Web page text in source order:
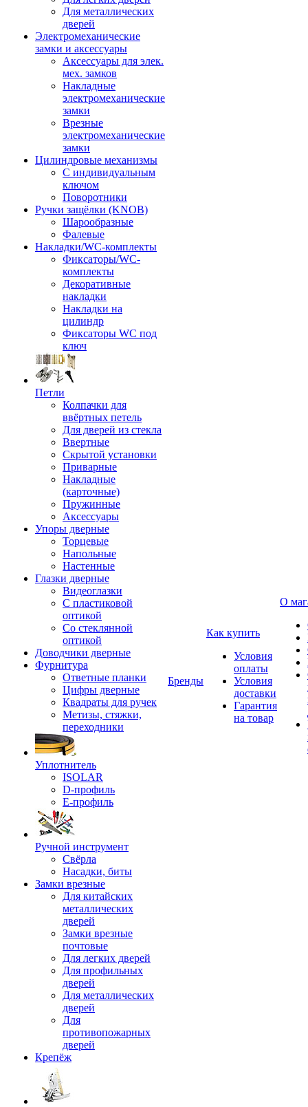
Для металлических
дверей
Электромеханические
замки и аксессуары
Аксессуары для элек.
мех. замков
Накладные
электромеханические
замки
Врезные
электромеханические
замки
Цилиндровые механизмы
С индивидуальным
ключом
Поворотники
Ручки защёлки (KNOB)
Шарообразные
Фалевые
Накладки/WC-комплекты
Фиксаторы/WC-
комплекты
Декоративные
накладки
Накладки на
цилиндр
Фиксаторы WC под
ключ
Петли
Колпачки для
ввёртных петель
Для дверей из стекла
Ввертные
Скрытой установки
Приварные
Накладные
(карточные)
Пружинные
Аксессуары
Упоры дверные
Торцевые
Напольные
Настенные
Глазки дверные
Видеоглазки
С пластиковой
оптикой
Со стеклянной
оптикой
Доводчики дверные
Фурнитура
Ответные планки
Цифры дверные
Квадраты для ручек
Метизы, стяжки,
переходники
Уплотнитель
ISOLAR
D-профиль
Е-профиль
Ручной инструмент
Свёрла
Насадки, биты
Замки врезные
Для китайских
металлических
дверей
Замки врезные
почтовые
Для легких дверей
Для профильных
дверей
Для металлических
дверей
Для
противопожарных
дверей
Крепёж
Бренды
Как купить
Условия
оплаты
Условия
доставки
Гарантия
на товар
О